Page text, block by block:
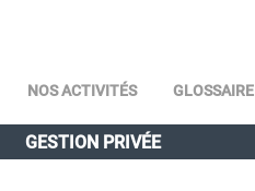
NOS ACTIVITÉS GLOSSAIRE
GESTION PRIVÉE